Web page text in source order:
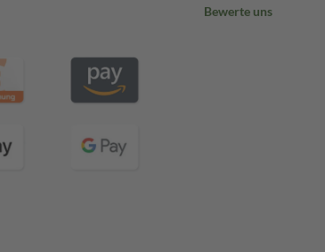
Bewerte uns